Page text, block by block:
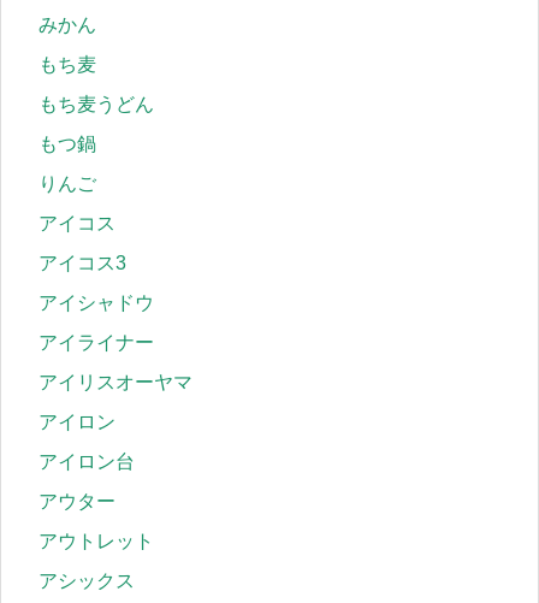
みかん
もち麦
もち麦うどん
もつ鍋
りんご
アイコス
アイコス3
アイシャドウ
アイライナー
アイリスオーヤマ
アイロン
アイロン台
アウター
アウトレット
アシックス